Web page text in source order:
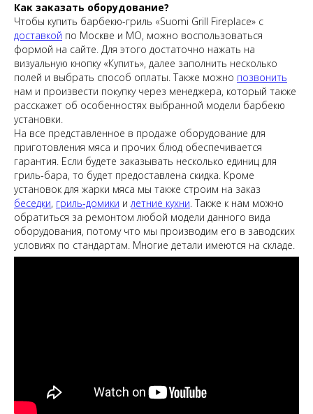
Как заказать оборудование?
Чтобы купить барбекю-гриль «Suomi Grill Fireplace» с
доставкой по Москве и МО, можно воспользоваться
формой на сайте. Для этого достаточно нажать на
визуальную кнопку «Купить», далее заполнить несколько
полей и выбрать способ оплаты. Также можно позвонить
нам и произвести покупку через менеджера, который также
расскажет об особенностях выбранной модели барбекю
установки.
На все представленное в продаже оборудование для
приготовления мяса и прочих блюд обеспечивается
гарантия. Если будете заказывать несколько единиц для
гриль-бара, то будет предоставлена скидка. Кроме
установок для жарки мяса мы также строим на заказ
беседки, гриль-домики илетние кухни. Также к нам можно
обратиться за ремонтом любой модели данного вида
оборудования, потому что мы производим его в заводских
условиях по стандартам. Многие детали имеются на складе.